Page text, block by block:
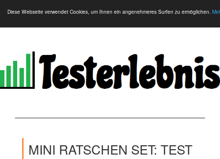
Diese Webseite verwendet Cookies, um Ihnen ein angenehmeres Surfen zu ermöglichen.
MINI RATSCHEN SET: TEST